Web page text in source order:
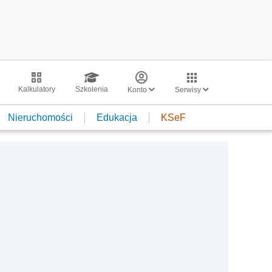
Kalkulatory Szkolenia Konto Serwisy
Nieruchomości Edukacja KSeF